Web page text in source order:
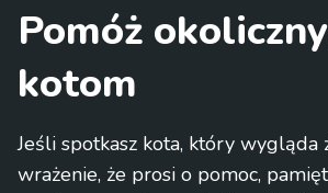
Pomóż
kotom
Jeśli spotkasz kota, który wygląda
wrażenie, że prosi o pomoc,